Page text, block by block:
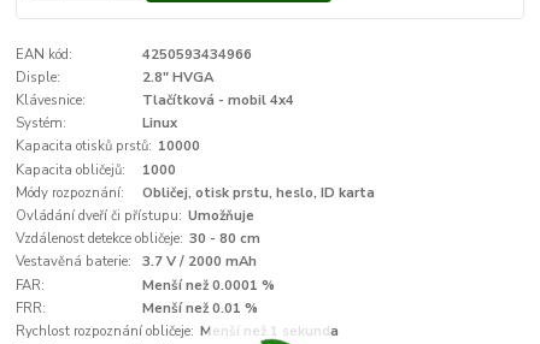
EAN kód:
4250593434966
Disple:
2.8" HVGA
Klávesnice:
Tlačítková - mobil 4x4
Systém:
Linux
Kapacita otisků prstů: 10000
Kapacita obličejů:
1000
Módy rozpoznání:
Obličej, otisk prstu, heslo, ID karta
Ovládání dveří či přístupu: Umožňuje
Vzdálenost detekce obličeje: 30 - 80 cm
Vestavěná baterie:
3.7 V / 2000 mAh
FAR:
Menší než 0.0001 %
FRR:
Menší než 0.01 %
Rychlost rozpoznání obličeje: Menší než 1 sekunda